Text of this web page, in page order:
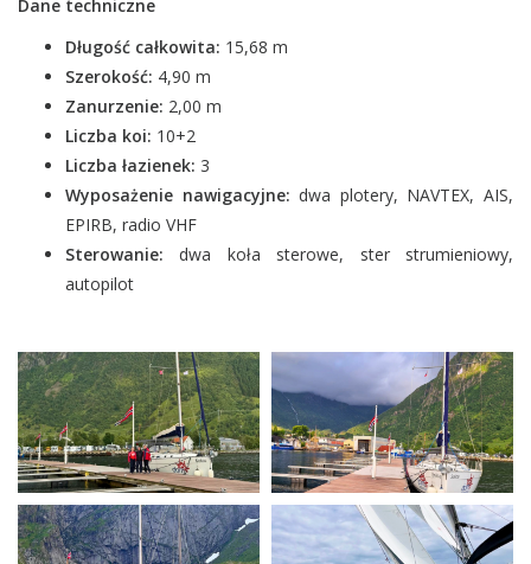
Dane techniczne
Długość całkowita: 15,68 m
Szerokość: 4,90 m
Zanurzenie: 2,00 m
Liczba koi: 10+2
Liczba łazienek: 3
Wyposażenie nawigacyjne: dwa plotery, NAVTEX, AIS,
EPIRB, radio VHF
Sterowanie: dwa koła sterowe, ster strumieniowy,
autopilot